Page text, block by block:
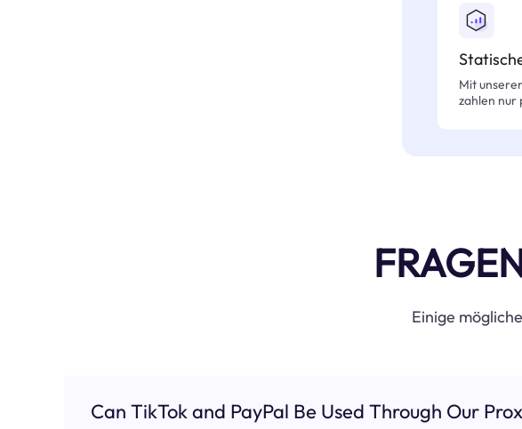
Mit
zahlen nur
Einige
Can TikTok and PayPal Be Used Through Our